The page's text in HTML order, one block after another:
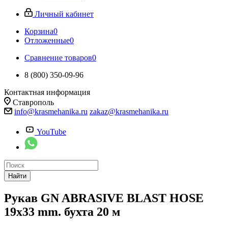
Личный кабинет
Корзина0
Отложенные0
Сравнение товаров0
8 (800) 350-09-96
Контактная информация
Ставрополь
info@krasmehanika.ru zakaz@krasmehanika.ru
YouTube
Найти
Рукав GN ABRASIVE BLAST HOSE
19х33 mm. бухта 20 м